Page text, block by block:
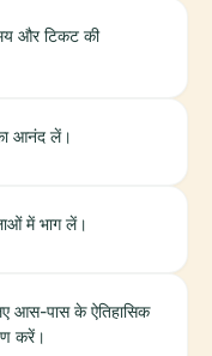
और टिकट की
आनंद लें।
में भाग लें।
आस-पास के ऐतिहासिक
करें।